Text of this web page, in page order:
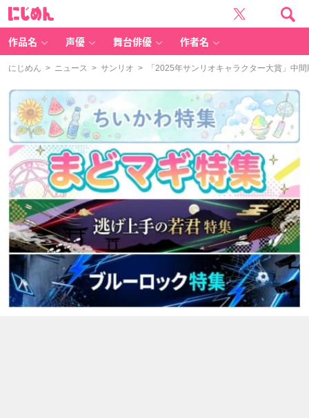
作品名 声優 舞台俳優 作者名
にじめん > ニュース > サンリオ > 「2025年サンリオキャラクター大賞」中